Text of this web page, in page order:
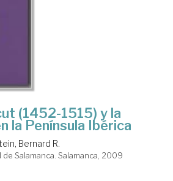
(1452-1515) y la
la Península Ibérica
Bernard R.
Salamanca. Salamanca, 2009